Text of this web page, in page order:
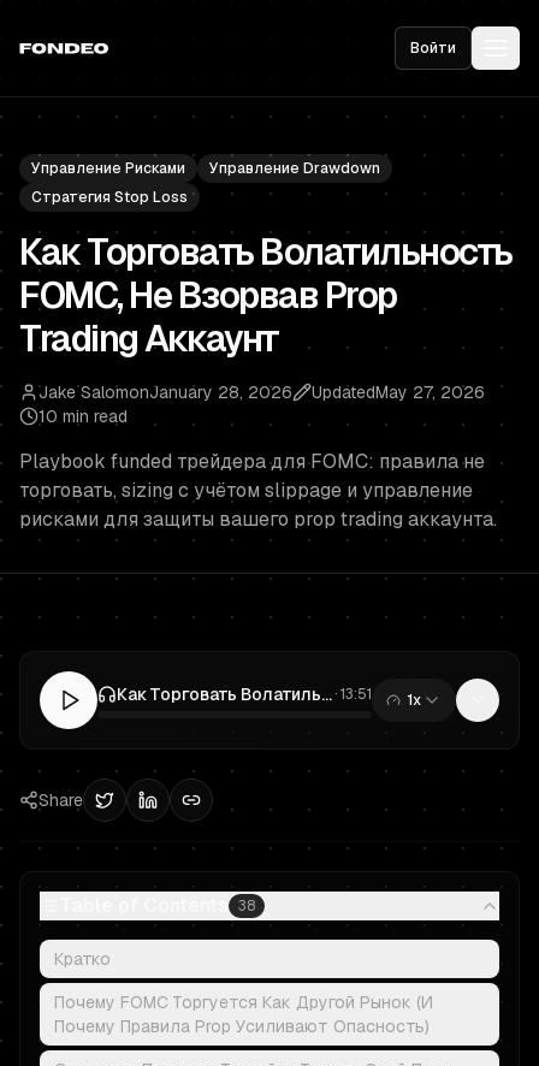
Войти
Управление Рисками
Управление Drawdown
Стратегия Stop Loss
Как Торговать Волатильность
FOMC, Не Взорвав Prop
Trading Аккаунт
Jake SalomonJanuary 28, 2026 UpdatedMay 27, 2026
10 min read
Playbook funded трейдера для FOMC: правила не
торговать, sizing с учётом slippage и управление
рисками для защиты вашего prop trading аккаунта.
Как Торговать Волатильность FOMC, Не Взорвав Prop Trading Аккаунт·13:51 1x
Share
38
Кратко
Почему FOMC Торгуется Как Другой Рынок (И
Почему Правила Prop Усиливают Опасность)